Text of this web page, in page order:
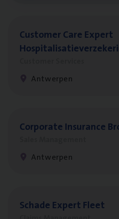
Cus­to­mer Care Expert
Antwerpen
Cor­po­ra­te Insu­ran­ce
Antwerpen
Scha­de Expert Fleet